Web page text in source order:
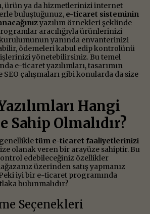
ürün ya da hizmetlerinizi internet
buluştuğunuz, e-ticaret sisteminin
yazılım örnekleri şeklinde
aracılığıyla ürünlerinizi
kurulumunun yanında envanterinizi
ödemeleri kabul edip kontrolünü
yönetebilirsiniz. Bu temel
e-ticaret yazılımları, tasarımın
çalışmaları gibi konularda da size
Hangi
Sahip Olmalıdır?
tüm e-ticaret faaliyetlerinizi
olanak veren bir arayüze sahiptir. Bu
edebileceğiniz özellikler
üzerinden satış yapmanız
iyi bir e-ticaret programında
bulunmalıdır?
Seçenekleri